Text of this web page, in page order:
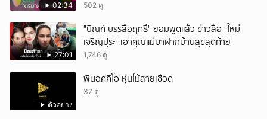
02:34 502 ดู
27:01
"บิณฑ์ บรรลือฤทธิ์" ยอมพูดแล้ว ข่าวลือ "ใหม่
เจริญปุระ" เอาคุณแม่มาฝากบ้านสุขสุดท้าย
1,746 ดู
ตัวอย่าง
พินอคคิโอ หุ่นไม้สายเชือด
37 ดู